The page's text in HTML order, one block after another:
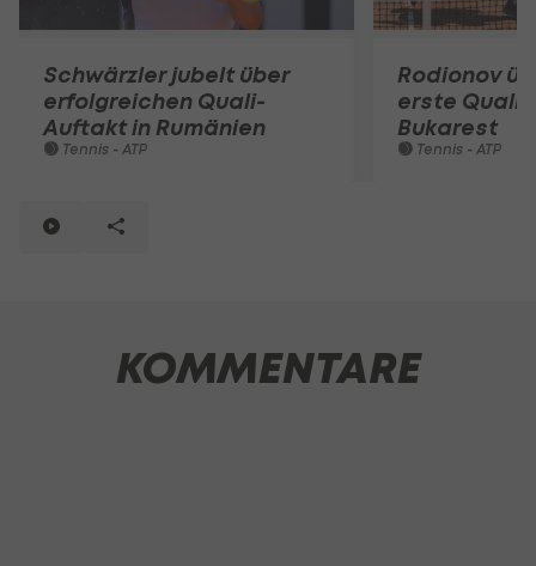
Schwärzler jubelt über
erfolgreichen Quali-
Auftakt in Rumänien
Tennis - ATP
Rodionov
erste Quali-
Bukarest
Tennis - ATP
KOMMENTARE